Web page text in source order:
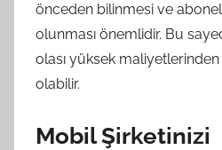
önceden bilinmesi ve
olunması önemlidir. Bu
olası yüksek
olabilir.
Mobil Şirketinizi